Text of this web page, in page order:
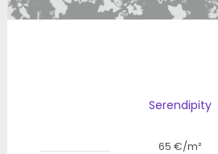
Serendipity
65 €/m²